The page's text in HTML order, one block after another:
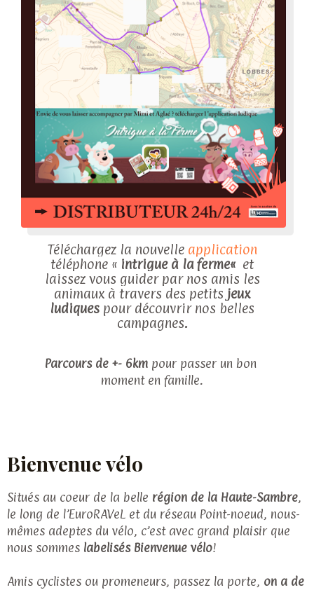
Téléchargez la nouvelle application
téléphone « intrigue à laferme« et
laissez vous guider par nos amis les
animaux à travers des petits jeux
ludiques pour découvrir nos belles
campagnes.
Parcours de +- 6km pour passer un bon
moment en famille.
Bienvenue vélo
Situés au coeur de la belle région de la Haute-Sambre,
le long de l’EuroRAVeL et du réseau Point-noeud, nous-
mêmes adeptes du vélo, c’est avec grand plaisir que
nous sommes labelisés Bienvenue vélo!
Amis cyclistes ou promeneurs, passez la porte, on a de